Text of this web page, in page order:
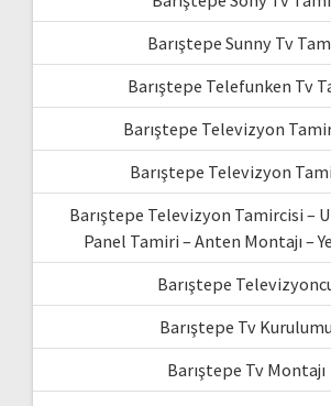
Barıştepe Sunny Tv
Barıştepe Telefunken Tv
Barıştepe Televizyon
Barıştepe Televizyon
Barıştepe Televizyon Tamircisi –
Panel Tamiri – Anten Montajı –
Barıştepe
Barıştepe Tv Kurulumu
Barıştepe Tv Montajı